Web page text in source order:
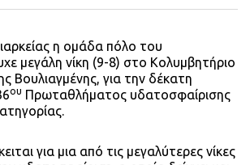
η ομάδα πόλο του
μεγάλη νίκη (9-8) στο Κολυμβητήριο
Βουλιαγμένης, για την δέκατη
ου Πρωταθλήματος υδατοσφαίρισης
για μια από τις μεγαλύτερες νίκες